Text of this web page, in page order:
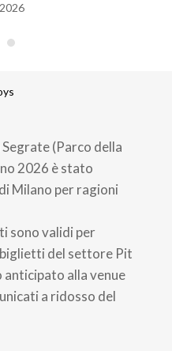
(Parco della
2026 è stato
Milano per ragioni
sono validi per
biglietti del settore Pit
alla venue
a ridosso del